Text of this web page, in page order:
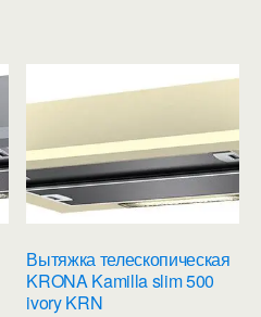
Вытяжка телескопическая
KRONA Kamilla slim 500
ivory KRN